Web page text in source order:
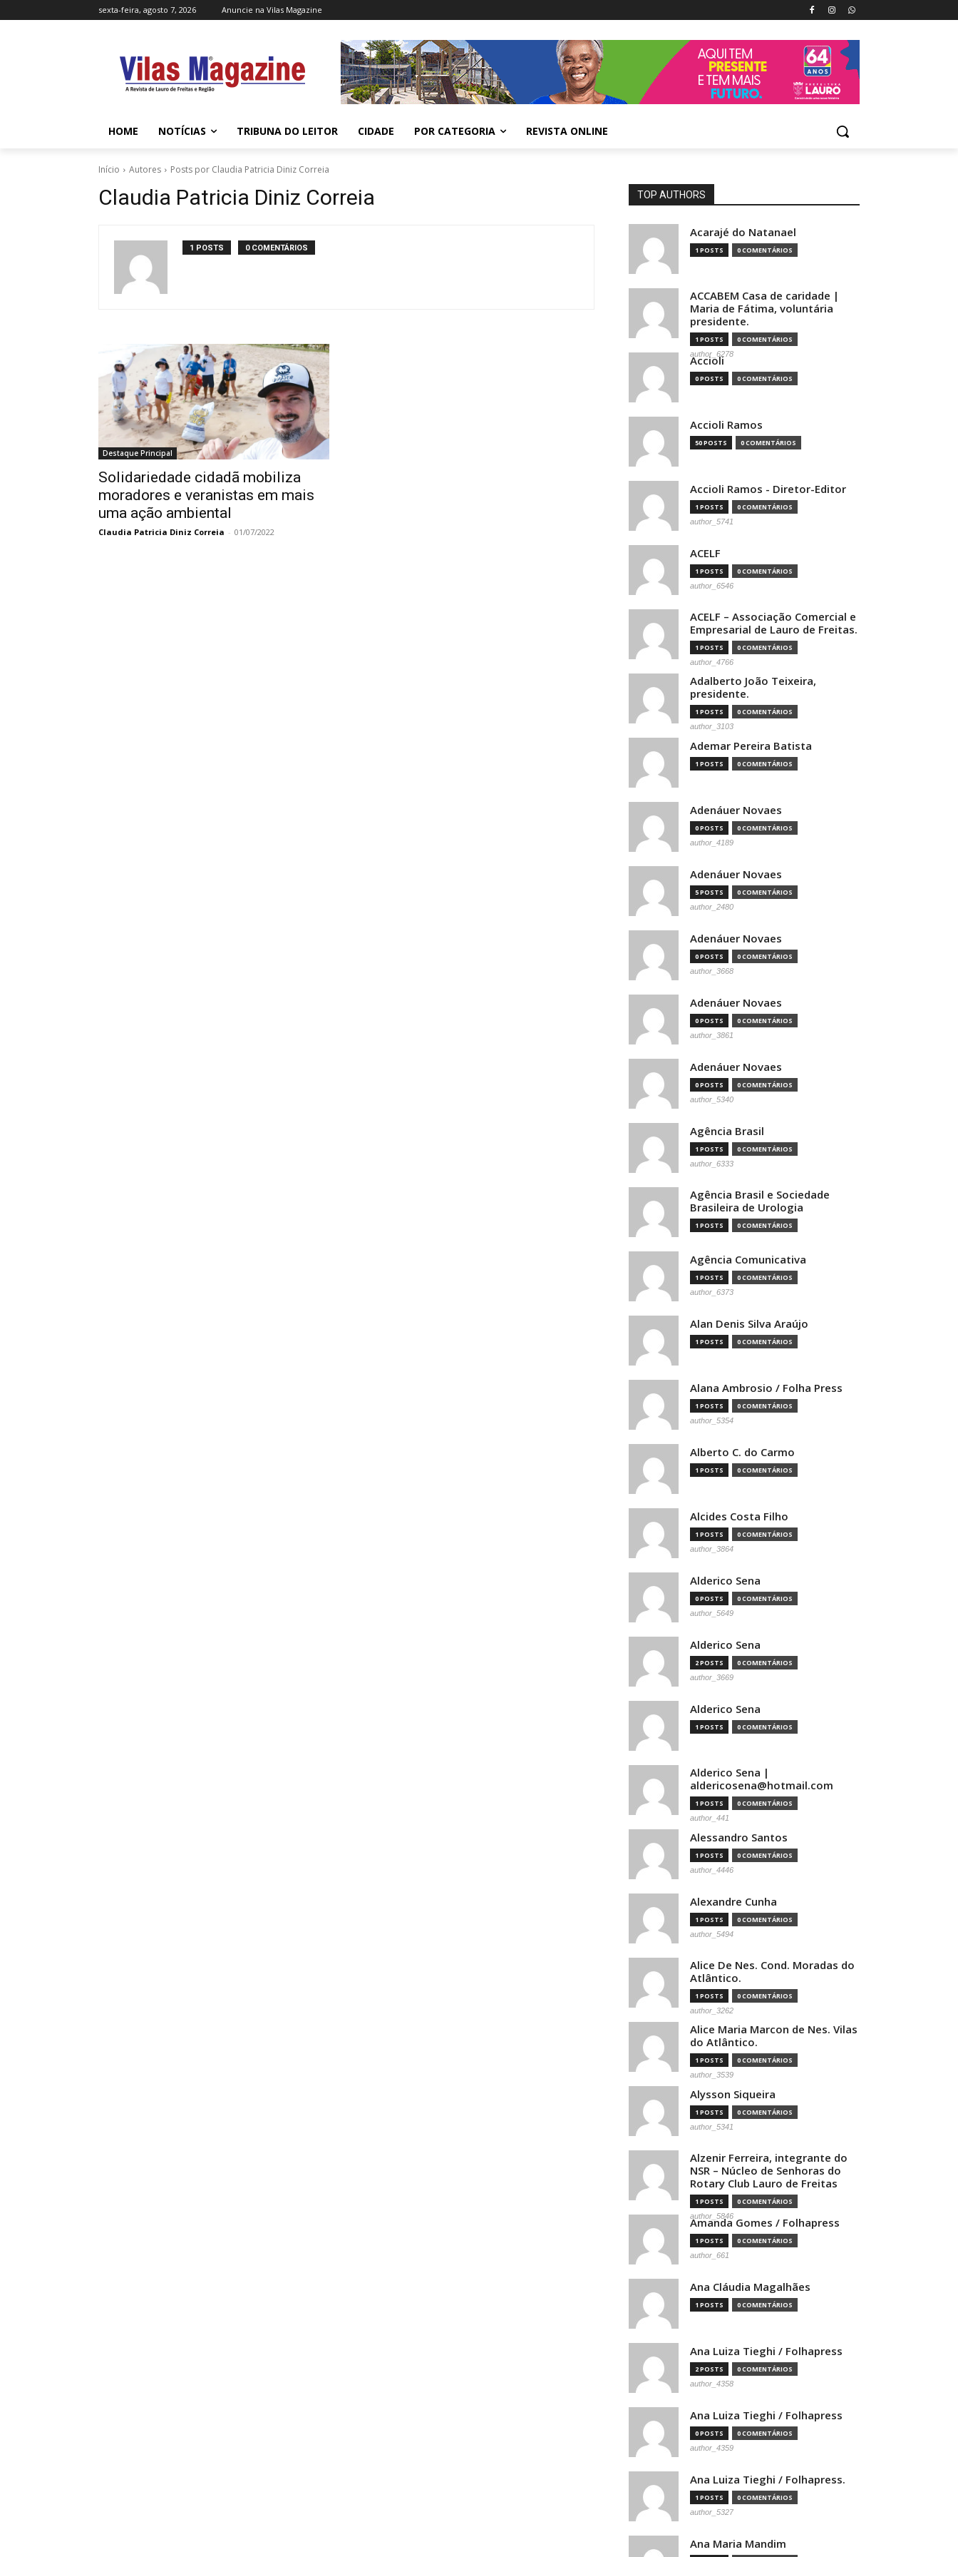
sexta-feira, agosto 7, 2026 Anuncie na Vilas Magazine
HOME NOTÍCIAS TRIBUNA DO LEITOR CIDADE POR CATEGORIA REVISTA ONLINE
Início Autores Posts por Claudia Patricia Diniz Correia
Claudia Patricia Diniz Correia
1 POSTS 0 COMENTÁRIOS
Destaque Principal
Solidariedade cidadã mobiliza
moradores e veranistas em mais
uma ação ambiental
Claudia Patricia Diniz Correia - 01/07/2022
TOP AUTHORS
Acarajé do Natanael
1 POSTS 0 COMENTÁRIOS
ACCABEM Casa de caridade |
Maria de Fátima, voluntária
presidente.
1 POSTS 0 COMENTÁRIOS
author_6278
Accioli
0 POSTS 0 COMENTÁRIOS
Accioli Ramos
50 POSTS 0 COMENTÁRIOS
Accioli Ramos - Diretor-Editor
1 POSTS 0 COMENTÁRIOS
author_5741
ACELF
1 POSTS 0 COMENTÁRIOS
author_6546
ACELF – Associação Comercial e
Empresarial de Lauro de Freitas.
1 POSTS 0 COMENTÁRIOS
author_4766
Adalberto João Teixeira,
presidente.
1 POSTS 0 COMENTÁRIOS
author_3103
Ademar Pereira Batista
1 POSTS 0 COMENTÁRIOS
Adenáuer Novaes
0 POSTS 0 COMENTÁRIOS
author_4189
Adenáuer Novaes
5 POSTS 0 COMENTÁRIOS
author_2480
Adenáuer Novaes
0 POSTS 0 COMENTÁRIOS
author_3668
Adenáuer Novaes
0 POSTS 0 COMENTÁRIOS
author_3861
Adenáuer Novaes
0 POSTS 0 COMENTÁRIOS
author_5340
Agência Brasil
1 POSTS 0 COMENTÁRIOS
author_6333
Agência Brasil e Sociedade
Brasileira de Urologia
1 POSTS 0 COMENTÁRIOS
Agência Comunicativa
1 POSTS 0 COMENTÁRIOS
author_6373
Alan Denis Silva Araújo
1 POSTS 0 COMENTÁRIOS
Alana Ambrosio / Folha Press
1 POSTS 0 COMENTÁRIOS
author_5354
Alberto C. do Carmo
1 POSTS 0 COMENTÁRIOS
Alcides Costa Filho
1 POSTS 0 COMENTÁRIOS
author_3864
Alderico Sena
0 POSTS 0 COMENTÁRIOS
author_5649
Alderico Sena
2 POSTS 0 COMENTÁRIOS
author_3669
Alderico Sena
1 POSTS 0 COMENTÁRIOS
Alderico Sena |
aldericosena@hotmail.com
1 POSTS 0 COMENTÁRIOS
author_441
Alessandro Santos
1 POSTS 0 COMENTÁRIOS
author_4446
Alexandre Cunha
1 POSTS 0 COMENTÁRIOS
author_5494
Alice De Nes. Cond. Moradas do
Atlântico.
1 POSTS 0 COMENTÁRIOS
author_3262
Alice Maria Marcon de Nes. Vilas
do Atlântico.
1 POSTS 0 COMENTÁRIOS
author_3539
Alysson Siqueira
1 POSTS 0 COMENTÁRIOS
author_5341
Alzenir Ferreira, integrante do
NSR – Núcleo de Senhoras do
Rotary Club Lauro de Freitas
1 POSTS 0 COMENTÁRIOS
author_5846
Amanda Gomes / Folhapress
1 POSTS 0 COMENTÁRIOS
author_661
Ana Cláudia Magalhães
1 POSTS 0 COMENTÁRIOS
Ana Luiza Tieghi / Folhapress
2 POSTS 0 COMENTÁRIOS
author_4358
Ana Luiza Tieghi / Folhapress
0 POSTS 0 COMENTÁRIOS
author_4359
Ana Luiza Tieghi / Folhapress.
1 POSTS 0 COMENTÁRIOS
author_5327
Ana Maria Mandim